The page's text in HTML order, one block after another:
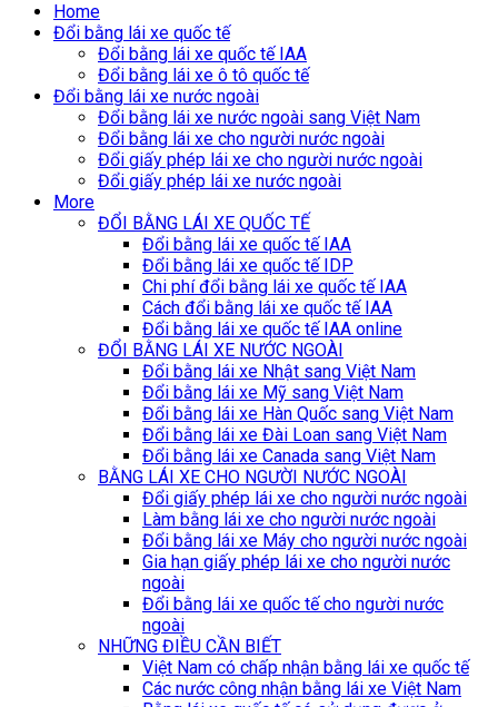
Home
Đổi bằng lái xe quốc tế
Đổi bằng lái xe quốc tế IAA
Đổi bằng lái xe ô tô quốc tế
Đổi bằng lái xe nước ngoài
Đổi bằng lái xe nước ngoài sang Việt Nam
Đổi bằng lái xe cho người nước ngoài
Đổi giấy phép lái xe cho người nước ngoài
Đổi giấy phép lái xe nước ngoài
More
ĐỔI BẰNG LÁI XE QUỐC TẾ
Đổi bằng lái xe quốc tế IAA
Đổi bằng lái xe quốc tế IDP
Chi phí đổi bằng lái xe quốc tế IAA
Cách đổi bằng lái xe quốc tế IAA
Đổi bằng lái xe quốc tế IAA online
ĐỔI BẰNG LÁI XE NƯỚC NGOÀI
Đổi bằng lái xe Nhật sang Việt Nam
Đổi bằng lái xe Mỹ sang Việt Nam
Đổi bằng lái xe Hàn Quốc sang Việt Nam
Đổi bằng lái xe Đài Loan sang Việt Nam
Đổi bằng lái xe Canada sang Việt Nam
BẰNG LÁI XE CHO NGƯỜI NƯỚC NGOÀI
Đổi giấy phép lái xe cho người nước ngoài
Làm bằng lái xe cho người nước ngoài
Đổi bằng lái xe Máy cho người nước ngoài
Gia hạn giấy phép lái xe cho người nước
ngoài
Đổi bằng lái xe quốc tế cho người nước
ngoài
NHỮNG ĐIỀU CẦN BIẾT
Việt Nam có chấp nhận bằng lái xe quốc tế
Các nước công nhận bằng lái xe Việt Nam